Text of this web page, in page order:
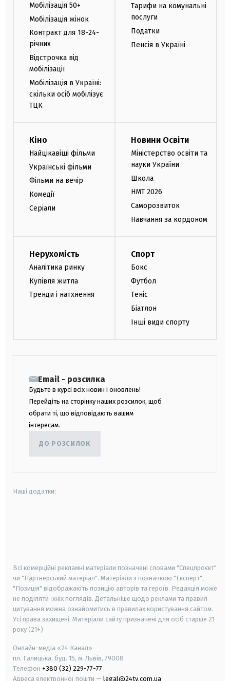
Мобілізація 50+
Мобілізація жінок
Контракт для 18-24-
річних
Відстрочка від
мобілізації
Мобілізація в Україні:
скільки осіб мобілізує
ТЦК
Тарифи на комунальні
послуги
Податки
Пенсія в Україні
Кіно
Найцікавіші фільми
Українські фільми
Фільми на вечір
Комедії
Серіали
Новини Освіти
Міністерство освіти та
науки України
Школа
НМТ 2026
Саморозвиток
Навчання за кордоном
Нерухомість
Аналітика ринку
Купівля житла
Тренди і натхнення
Спорт
Бокс
Футбол
Теніс
Біатлон
Інші види спорту
Email - розсилка
Будьте в курсі всіх новин і оновлень!
Перейдіть на сторінку наших розсилок, щоб
обрати ті, що відповідають вашим
інтересам.
ДО РОЗСИЛОК
Наші додатки:
Всі комерційні рекламні матеріали позначені словами "Спецпроєкт"
чи "Партнерський матеріал". Матеріали з позначкою "Експерт",
"Позиція" відображають позицію авторів та героїв. Редакція може
не поділяти їхніх поглядів. Детальніше щодо реклами та правил
цитування можна ознайомитись в правилах користування сайтом.
Усі права захищені. Матеріали сайту призначені для осіб старше 21
року (21+)
Онлайн-медіа «24 Канал»
пл. Галицька, буд. 15, м. Львів, 79008
Телефон +380 (32) 229-77-77
Адреса електронної пошти — legal@24tv.com.ua